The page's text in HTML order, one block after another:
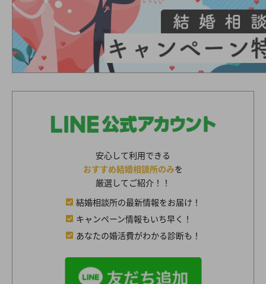
安心して利用できる
おすすめ結婚相談所のみを
厳選してご紹介！！
結婚相談所の最新情報をお届け！
キャンペーン情報もいち早く！
あなたの婚活費がわかる診断も！